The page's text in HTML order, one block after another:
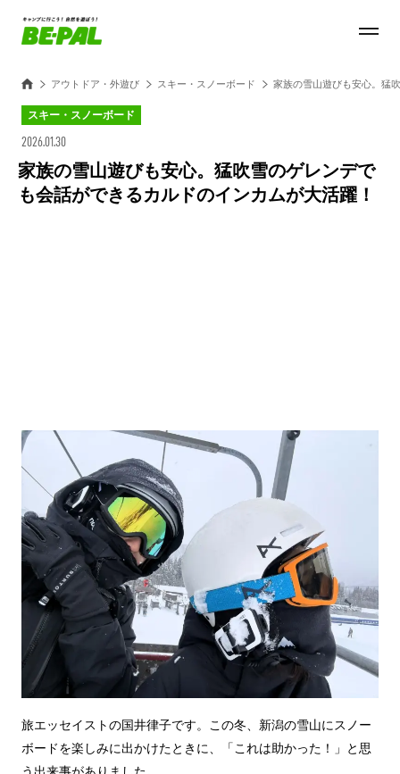
アウトドア・外遊び スキー・スノーボード 家族の雪山遊びも安心。猛
スキー・スノーボード
2026.01.30
家族の雪山遊びも安心。猛吹雪のゲレンデで
も会話ができるカルドのインカムが大活躍！
旅エッセイストの国井律子です。この冬、新潟の雪山にスノー
ボードを楽しみに出かけたときに、「これは助かった！」と思